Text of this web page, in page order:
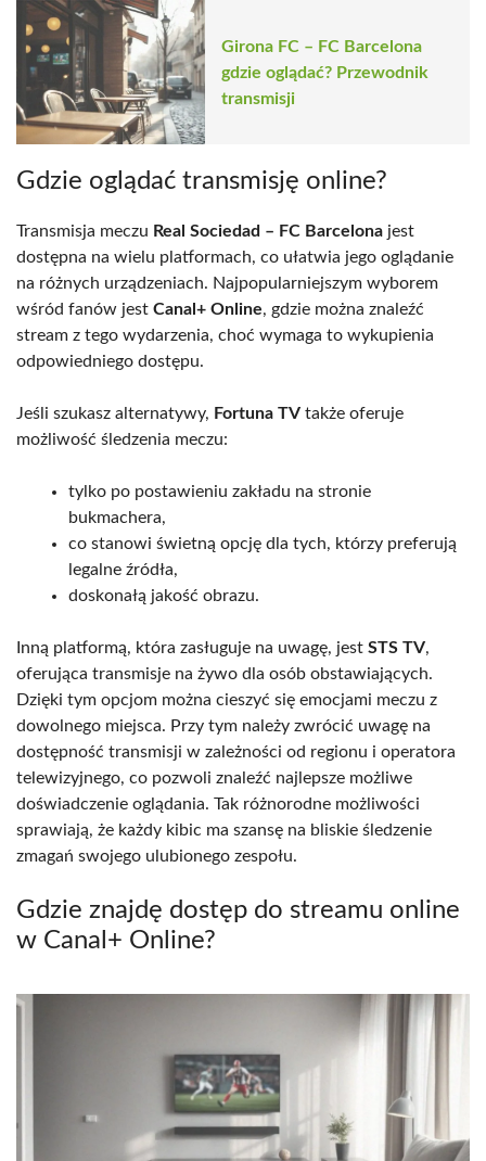
Girona FC – FC Barcelona
gdzie oglądać? Przewodnik
transmisji
Gdzie oglądać transmisję online?
Transmisja meczu Real Sociedad – FC Barcelona jest
dostępna na wielu platformach, co ułatwia jego oglądanie
na różnych urządzeniach. Najpopularniejszym wyborem
wśród fanów jest Canal+ Online, gdzie można znaleźć
stream z tego wydarzenia, choć wymaga to wykupienia
odpowiedniego dostępu.
Jeśli szukasz alternatywy, Fortuna TV także oferuje
możliwość śledzenia meczu:
tylko po postawieniu zakładu na stronie
bukmachera,
co stanowi świetną opcję dla tych, którzy preferują
legalne źródła,
doskonałą jakość obrazu.
Inną platformą, która zasługuje na uwagę, jest STS TV,
oferująca transmisje na żywo dla osób obstawiających.
Dzięki tym opcjom można cieszyć się emocjami meczu z
dowolnego miejsca. Przy tym należy zwrócić uwagę na
dostępność transmisji w zależności od regionu i operatora
telewizyjnego, co pozwoli znaleźć najlepsze możliwe
doświadczenie oglądania. Tak różnorodne możliwości
sprawiają, że każdy kibic ma szansę na bliskie śledzenie
zmagań swojego ulubionego zespołu.
Gdzie znajdę dostęp do streamu online
w Canal+ Online?